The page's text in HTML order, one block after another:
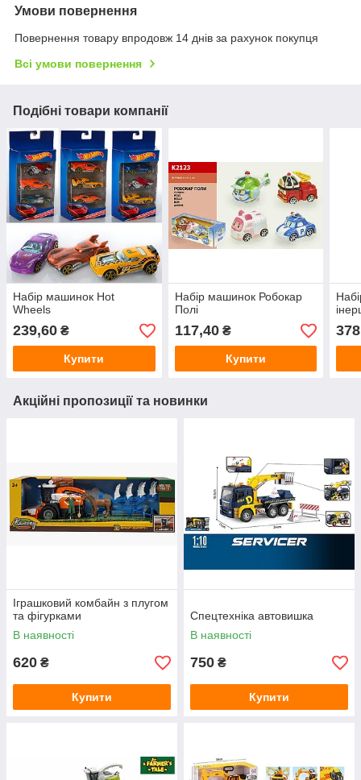
Умови повернення
Повернення товару впродовж 14 днів за рахунок покупця
Всі умови повернення
Подібні товари компанії
Набір машинок Hot
Wheels
239,60 ₴
Купити
Набір машинок Робокар
Полі
117,40₴
Купити
378
Акційні пропозиції та новинки
Іграшковий комбайн з плугом
та фігурками
В наявності
620 ₴
Купити
Спецтехніка автовишка
В наявності
750 ₴
Купити